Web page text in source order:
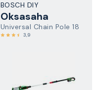
BOSCH DIY
Oksasaha
Universal Chain Pole 18
3,9